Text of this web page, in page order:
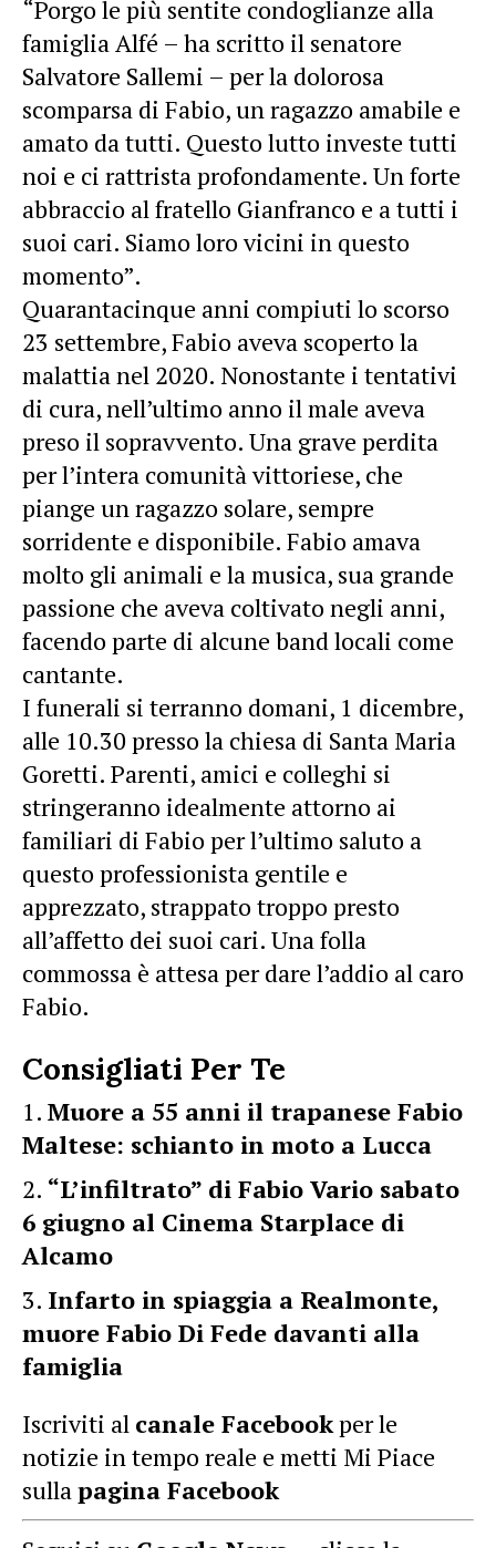
“Porgo le più sentite condoglianze alla
famiglia Alfé – ha scritto il senatore
Salvatore Sallemi – per la dolorosa
scomparsa di Fabio, un ragazzo amabile e
amato da tutti. Questo lutto investe tutti
noi e ci rattrista profondamente. Un forte
abbraccio al fratello Gianfranco e a tutti i
suoi cari. Siamo loro vicini in questo
momento”.
Quarantacinque anni compiuti lo scorso
23 settembre, Fabio aveva scoperto la
malattia nel 2020. Nonostante i tentativi
di cura, nell’ultimo anno il male aveva
preso il sopravvento. Una grave perdita
per l’intera comunità vittoriese, che
piange un ragazzo solare, sempre
sorridente e disponibile. Fabio amava
molto gli animali e la musica, sua grande
passione che aveva coltivato negli anni,
facendo parte di alcune band locali come
cantante.
I funerali si terranno domani, 1 dicembre,
alle 10.30 presso la chiesa di Santa Maria
Goretti. Parenti, amici e colleghi si
stringeranno idealmente attorno ai
familiari di Fabio per l’ultimo saluto a
questo professionista gentile e
apprezzato, strappato troppo presto
all’affetto dei suoi cari. Una folla
commossa è attesa per dare l’addio al caro
Fabio.
Consigliati Per Te
Muore a 55 anni il trapanese Fabio
Maltese: schianto in moto a Lucca
“L’infiltrato” di Fabio Vario sabato
6 giugno al Cinema Starplace di
Alcamo
Infarto in spiaggia a Realmonte,
muore Fabio Di Fede davanti alla
famiglia
Iscriviti al canale Facebookper le
notizie in tempo reale e metti Mi Piace
sullapagina Facebook